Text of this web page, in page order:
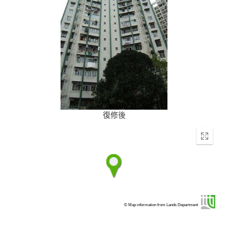
復修後
Enter
© Map information from Lands Department